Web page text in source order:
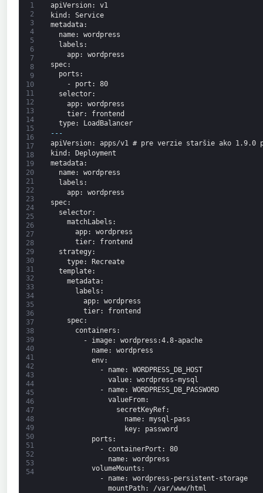
1
2
3
4
5
6
7
8
9
10
11
12
13
14
15
16
17
18
19
20
21
22
23
24
25
26
27
28
29
30
31
32
33
34
35
36
37
38
39
40
41
42
43
44
45
46
47
48
49
50
51
52
53
54
apiVersion: v1
kind : Service
metadata:
name: wordpress
labels :
app: wordpress
spec:
ports :
-
port : 80
selector:
app: wordpress
tier: frontend
type: LoadBalancer
---
apiVersion: apps/v1 # pre verzie staršie ako 1.9.0
kind : Deployment
metadata:
name: wordpress
labels :
app: wordpress
spec:
selector:
matchLabels :
app: wordpress
tier: frontend
strategy:
type: Recreate
template:
metadata:
labels :
app: wordpress
tier: frontend
spec:
containers :
-
image: wordpress :4.8-apache
name: wordpress
env:
-
name: WORDPRESS_DB_HOST
value: wordpress-mysql
-
name: WORDPRESS_DB_PASSWORD
valueFrom:
secretKeyRef:
name: mysql-pass
key: password
ports :
-
containerPort : 80
name: wordpress
volumeMounts :
-
name: wordpress-persistent-storage
mountPath: /var/www/html